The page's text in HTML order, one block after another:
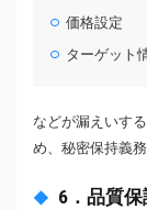
価格設定
ターゲット
などが漏えいす
め、秘密保持義
6．品質